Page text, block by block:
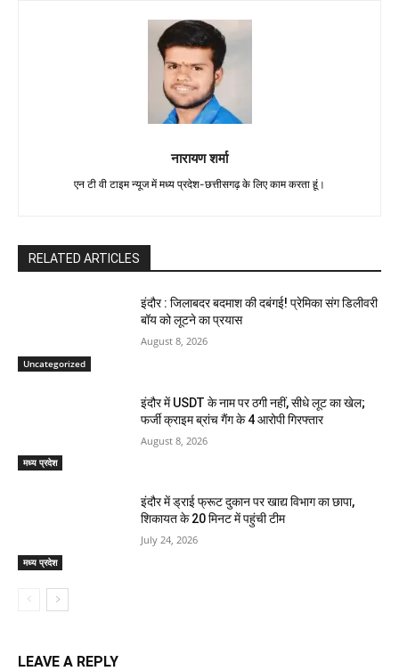
नारायण शर्मा
एन टी वी टाइम न्यूज में मध्य प्रदेश-छत्तीसगढ़ के लिए काम करता हूं।
RELATED ARTICLES
Uncategorized
इंदौर : जिलाबदर बदमाश की दबंगई! प्रेमिका संग डिलीवरी
बॉय को लूटने का प्रयास
August 8, 2026
मध्य प्रदेश
इंदौर में USDT के नाम पर ठगी नहीं, सीधे लूट का खेल;
फर्जी क्राइम ब्रांच गैंग के 4 आरोपी गिरफ्तार
August 8, 2026
मध्य प्रदेश
इंदौर में ड्राई फ्रूट दुकान पर खाद्य विभाग का छापा,
शिकायत के 20 मिनट में पहुंची टीम
July 24, 2026
LEAVE A REPLY